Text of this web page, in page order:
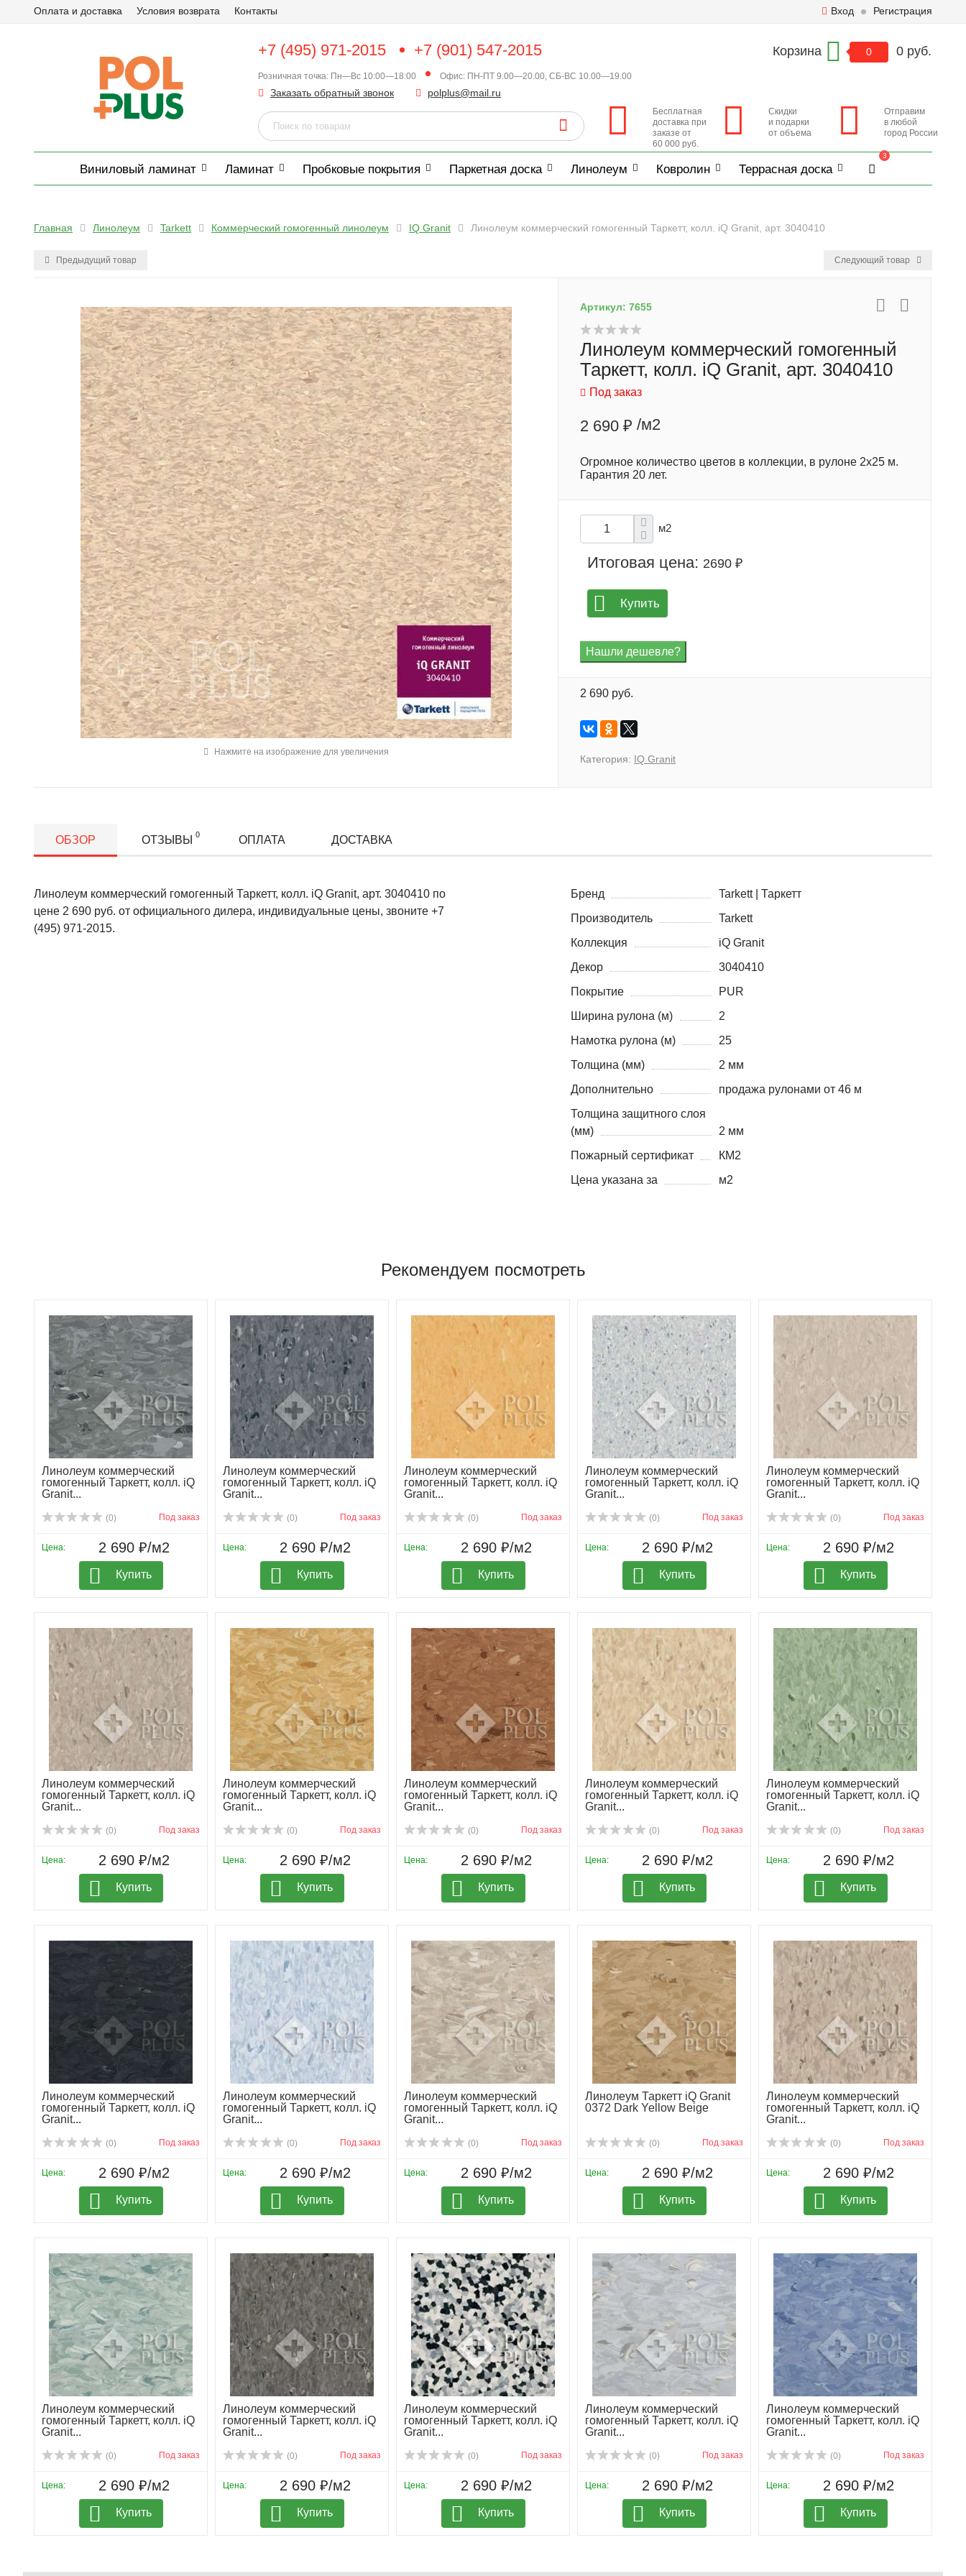
Оплата и доставка Условия возврата Контакты Вход Регистрация
+7 (495) 971-2015 +7 (901) 547-2015
Розничная точка: Пн—Вс 10:00—18:00 Офис: ПН-ПТ 9.00—20.00, СБ-ВС 10.00—19.00
Заказать обратный звонок polplus@mail.ru
Корзина 0 0 руб.
Бесплатная
доставка при
заказе от
60 000 руб.
Скидки
и подарки
от объема
Отправим
в любой
город России
Виниловый ламинат Ламинат Пробковые покрытия Паркетная доска Линолеум Ковролин Террасная доска
3
Главная Линолеум Tarkett Коммерческий гомогенный линолеум IQ Granit Линолеум коммерческий гомогенный Таркетт, колл. iQ Granit, арт. 3040410
Предыдущий товар Следующий товар
Нажмите на изображение для увеличения
Артикул: 7655
Линолеум коммерческий гомогенный
Таркетт, колл. iQ Granit, арт. 3040410
Под заказ
2 690 ₽ /м2
Огромное количество цветов в коллекции, в рулоне 2х25 м.
Гарантия 20 лет.
м2
Итоговая цена: 2690 ₽
Купить
2 690 руб.
Категория: IQ Granit
ОБЗОР ОТЗЫВЫ 0 ОПЛАТА ДОСТАВКА
Линолеум коммерческий гомогенный Таркетт, колл. iQ Granit, арт. 3040410 по
цене 2 690 руб. от официального дилера, индивидуальные цены, звоните +7
(495) 971-2015.
Бренд
Tarkett | Таркетт
Производитель
Tarkett
Коллекция
iQ Granit
Декор
3040410
Покрытие
PUR
Ширина рулона (м)
2
Намотка рулона (м)
25
Толщина (мм)
2 мм
Дополнительно
продажа рулонами от 46 м
Толщина защитного слоя
(мм)
2 мм
Пожарный сертификат
КМ2
Цена указана за
м2
Рекомендуем посмотреть
Линолеум коммерческий
гомогенный Таркетт, колл. iQ
Granit...
(0) Под заказ
Цена: 2 690 ₽/м2
Купить
Линолеум коммерческий
гомогенный Таркетт, колл. iQ
Granit...
(0) Под заказ
Цена: 2 690 ₽/м2
Купить
Линолеум коммерческий
гомогенный Таркетт, колл. iQ
Granit...
(0) Под заказ
Цена: 2 690 ₽/м2
Купить
Линолеум коммерческий
гомогенный Таркетт, колл. iQ
Granit...
(0) Под заказ
Цена: 2 690 ₽/м2
Купить
Линолеум коммерческий
гомогенный Таркетт, колл. iQ
Granit...
(0) Под заказ
Цена: 2 690 ₽/м2
Купить
Линолеум коммерческий
гомогенный Таркетт, колл. iQ
Granit...
(0) Под заказ
Цена: 2 690 ₽/м2
Купить
Линолеум коммерческий
гомогенный Таркетт, колл. iQ
Granit...
(0) Под заказ
Цена: 2 690 ₽/м2
Купить
Линолеум коммерческий
гомогенный Таркетт, колл. iQ
Granit...
(0) Под заказ
Цена: 2 690 ₽/м2
Купить
Линолеум коммерческий
гомогенный Таркетт, колл. iQ
Granit...
(0) Под заказ
Цена: 2 690 ₽/м2
Купить
Линолеум коммерческий
гомогенный Таркетт, колл. iQ
Granit...
(0) Под заказ
Цена: 2 690 ₽/м2
Купить
Линолеум коммерческий
гомогенный Таркетт, колл. iQ
Granit...
(0) Под заказ
Цена: 2 690 ₽/м2
Купить
Линолеум коммерческий
гомогенный Таркетт, колл. iQ
Granit...
(0) Под заказ
Цена: 2 690 ₽/м2
Купить
Линолеум коммерческий
гомогенный Таркетт, колл. iQ
Granit...
(0) Под заказ
Цена: 2 690 ₽/м2
Купить
Линолеум Таркетт iQ Granit
0372 Dark Yellow Beige
(0) Под заказ
Цена: 2 690 ₽/м2
Купить
Линолеум коммерческий
гомогенный Таркетт, колл. iQ
Granit...
(0) Под заказ
Цена: 2 690 ₽/м2
Купить
Линолеум коммерческий
гомогенный Таркетт, колл. iQ
Granit...
(0) Под заказ
Цена: 2 690 ₽/м2
Купить
Линолеум коммерческий
гомогенный Таркетт, колл. iQ
Granit...
(0) Под заказ
Цена: 2 690 ₽/м2
Купить
Линолеум коммерческий
гомогенный Таркетт, колл. iQ
Granit...
(0) Под заказ
Цена: 2 690 ₽/м2
Купить
Линолеум коммерческий
гомогенный Таркетт, колл. iQ
Granit...
(0) Под заказ
Цена: 2 690 ₽/м2
Купить
Линолеум коммерческий
гомогенный Таркетт, колл. iQ
Granit...
(0) Под заказ
Цена: 2 690 ₽/м2
Купить